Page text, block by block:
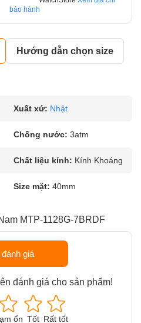
bảo hành
Hướng dẫn chọn size
Xuất xứ: Nhật
Chống nước: 3atm
Chất liệu kính: Kính Khoáng
Size mặt: 40mm
MTP-1128G-7BRDF
giá
đánh giá cho sản phẩm!
ổn Tốt Rất tốt